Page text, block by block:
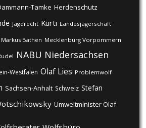
Tamke Herdenschutz
Jagdrecht Kurti Landesjägerschaft
Markus Bathen Mecklenburg Vorpommern
NABU Niedersachsen
Westfalen Olaf Lies Problemwolf
Sachsen-Anhalt Schweiz Stefan
Umweltminister Olaf